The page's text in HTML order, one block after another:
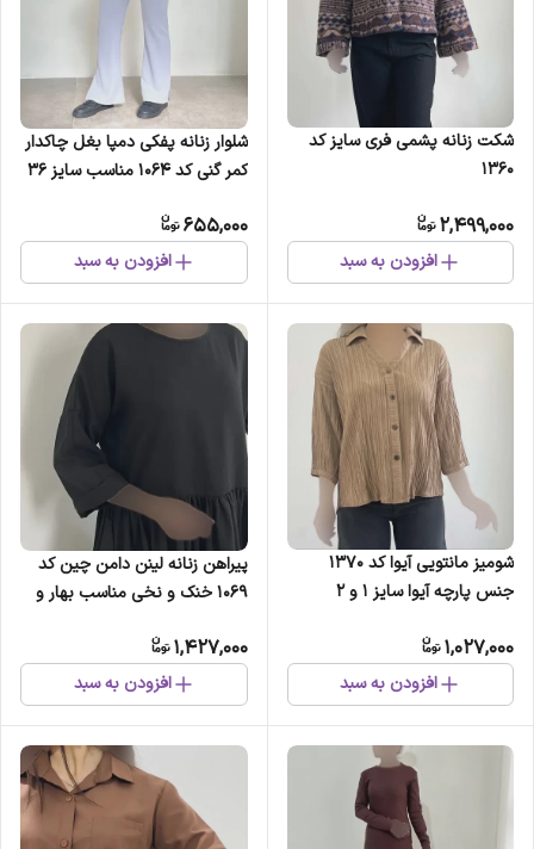
شکت زنانه پشمی فری سایز کد
1360
2,499,000
افزودن به سبد
شلوار زنانه پفکی دمپا بغل چاکدار
کمر گنی کد 1064 مناسب سایز 36
655,000
افزودن به سبد
شومیز مانتویی آیوا کد 1370
جنس پارچه آیوا سایز 1 و 2
1,027,000
افزودن به سبد
پیراهن زنانه لینن دامن چین کد
1069 خنک و نخی مناسب بهار و
1,427,000
افزودن به سبد